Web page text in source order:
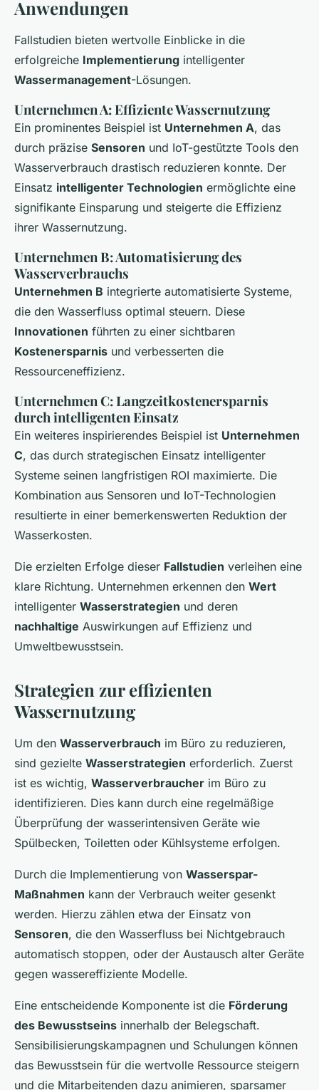
Anwendungen
Fallstudien bieten wertvolle Einblicke in die
erfolgreiche Implementierung intelligenter
Wassermanagement-Lösungen.
Unternehmen A: Effiziente Wassernutzung
Ein prominentes Beispiel ist Unternehmen A, das
durch präzise Sensoren und IoT-gestützte Tools den
Wasserverbrauch drastisch reduzieren konnte. Der
Einsatz intelligenter Technologien ermöglichte eine
signifikante Einsparung und steigerte die Effizienz
ihrer Wassernutzung.
Unternehmen B: Automatisierung des
Wasserverbrauchs
Unternehmen B integrierte automatisierte Systeme,
die den Wasserfluss optimal steuern. Diese
Innovationen führten zu einer sichtbaren
Kostenersparnis und verbesserten die
Ressourceneffizienz.
Unternehmen C: Langzeitkostenersparnis
durch intelligenten Einsatz
Ein weiteres inspirierendes Beispiel ist Unternehmen
C, das durch strategischen Einsatz intelligenter
Systeme seinen langfristigen ROI maximierte. Die
Kombination aus Sensoren und IoT-Technologien
resultierte in einer bemerkenswerten Reduktion der
Wasserkosten.
Die erzielten Erfolge dieser Fallstudien verleihen eine
klare Richtung. Unternehmen erkennen den Wert
intelligenter Wasserstrategien und deren
nachhaltige Auswirkungen auf Effizienz und
Umweltbewusstsein.
Strategien zur effizienten
Wassernutzung
Um den Wasserverbrauch im Büro zu reduzieren,
sind gezielte Wasserstrategien erforderlich. Zuerst
ist es wichtig, Wasserverbraucher im Büro zu
identifizieren. Dies kann durch eine regelmäßige
Überprüfung der wasserintensiven Geräte wie
Spülbecken, Toiletten oder Kühlsysteme erfolgen.
Durch die Implementierung von Wasserspar-
Maßnahmen kann der Verbrauch weiter gesenkt
werden. Hierzu zählen etwa der Einsatz von
Sensoren, die den Wasserfluss bei Nichtgebrauch
automatisch stoppen, oder der Austausch alter Geräte
gegen wassereffiziente Modelle.
Eine entscheidende Komponente ist die Förderung
des Bewusstseins innerhalb der Belegschaft.
Sensibilisierungskampagnen und Schulungen können
das Bewusstsein für die wertvolle Ressource steigern
und die Mitarbeitenden dazu animieren, sparsamer